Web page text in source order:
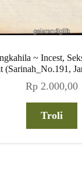
~ Incest,
(Sarinah_No.191,
Rp 2.000,00
Troli